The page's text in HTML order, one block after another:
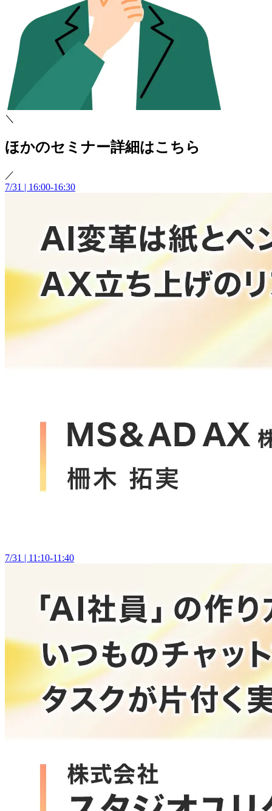
＼
ほかのセミナー詳細はこちら
／
7/31 | 16:00-16:30
7/31 | 11:10-11:40